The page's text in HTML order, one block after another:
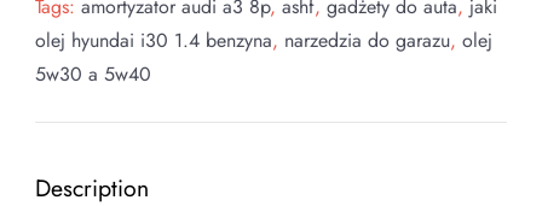
Tags: amortyzator audi a3 8p, ashf, gadżety do auta, jaki
olej hyundai i30 1.4 benzyna, narzedzia do garazu, olej
5w30 a 5w40
Description